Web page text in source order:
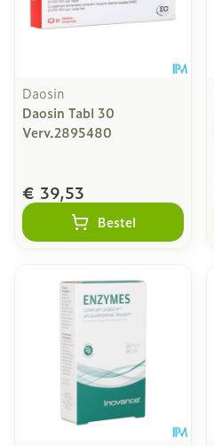
Daosin
Daosin Tabl 30
Verv.2895480
€ 39,53
Bestel